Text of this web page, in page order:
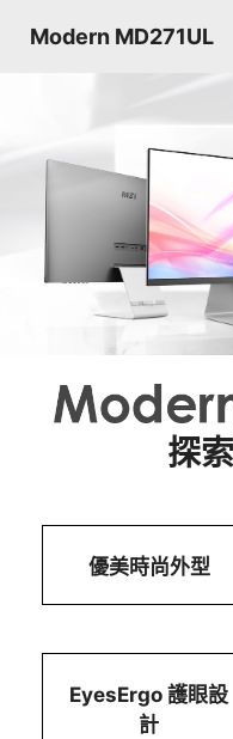
Modern MD271UL
探
優美時尚外型
EyesErgo 護眼設
計